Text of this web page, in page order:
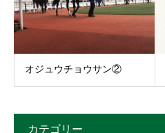
オジュウチョウサン②
カテゴリー